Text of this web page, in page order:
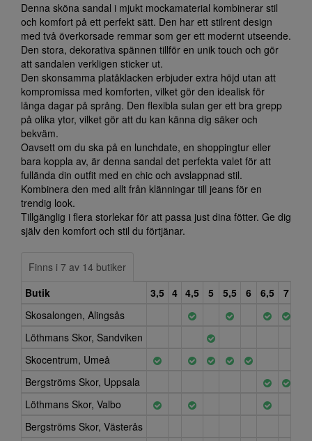
Denna sköna sandal i mjukt mockamaterial kombinerar stil
och komfort på ett perfekt sätt. Den har ett stilrent design
med två överkorsade remmar som ger ett modernt utseende.
Den stora, dekorativa spännen tillför en unik touch och gör
att sandalen verkligen sticker ut.
Den skonsamma platåklacken erbjuder extra höjd utan att
kompromissa med komforten, vilket gör den idealisk för
långa dagar på språng. Den flexibla sulan ger ett bra grepp
på olika ytor, vilket gör att du kan känna dig säker och
bekväm.
Oavsett om du ska på en lunchdate, en shoppingtur eller
bara koppla av, är denna sandal det perfekta valet för att
fullända din outfit med en chic och avslappnad stil.
Kombinera den med allt från klänningar till jeans för en
trendig look.
Tillgänglig i flera storlekar för att passa just dina fötter. Ge dig
själv den komfort och stil du förtjänar.
Finns i 7 av 14 butiker
Butik
3,5 4 4,5 5 5,5 6 6,5 7
Skosalongen, Alingsås
Löthmans Skor, Sandviken
Skocentrum, Umeå
Bergströms Skor, Uppsala
Löthmans Skor, Valbo
Bergströms Skor, Västerås